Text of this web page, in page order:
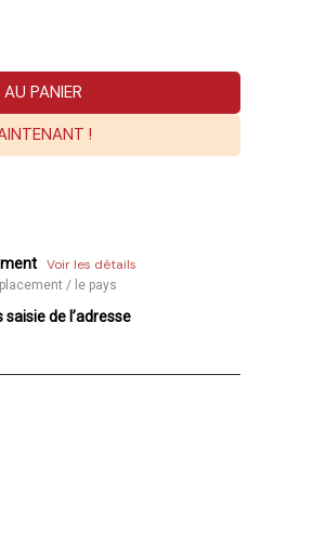
PANIER
!
Voir les détails
/ le pays
de l’adresse